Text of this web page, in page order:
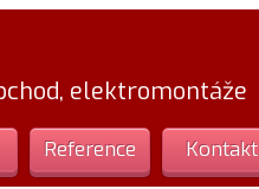
elektromontáže
Reference Kontakt